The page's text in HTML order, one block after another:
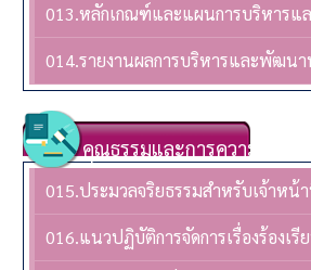
013.หลักเกณฑ์และแผนการบริหาร
014.รายงานผลการบริหารและพัฒน
คุณธรรมและการความโปร่งใส
015.ประมวลจริยธรรมสำหรับเจ้าหน้
016.แนวปฏิบัติการจัดการเรื่องร้องเ